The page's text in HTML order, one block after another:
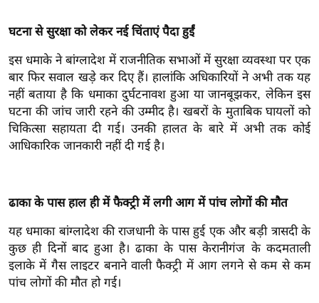
डि
सा
हि
त्य
ज
ग
टो
र्ल्ड
न्यू
ज
घटना से सुरक्षा को लेकर नई चिंताएं पैदा हुईं
इस धमाके ने बांग्लादेश में राजनीतिक सभाओं में सुरक्षा व्यवस्था पर एक
बार फिर सवाल खड़े कर दिए हैं। हालांकि अधिकारियों ने अभी तक यह
नहीं बताया है कि धमाका दुर्घटनावश हुआ या जानबूझकर, लेकिन इस
घटना की जांच जारी रहने की उम्मीद है। खबरों के मुताबिक घायलों को
चिकित्सा सहायता दी गई। उनकी हालत के बारे में अभी तक कोई
आधिकारिक जानकारी नहीं दी गई है।
ढाका के पास हाल ही में फैक्ट्री में लगी आग में पांच लोगों की मौत
यह धमाका बांग्लादेश की राजधानी के पास हुई एक और बड़ी त्रासदी के
कुछ ही दिनों बाद हुआ है। ढाका के पास केरानीगंज के कदमताली
इलाके में गैस लाइटर बनाने वाली फैक्ट्री में आग लगने से कम से कम
पांच लोगों की मौत हो गई।